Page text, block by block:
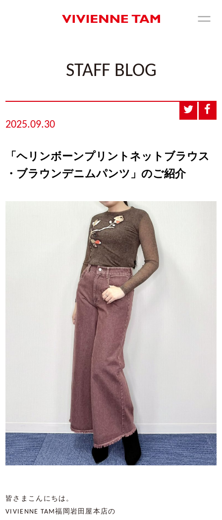
STAFF BLOG
2025.09.30
「ヘリンボーンプリントネットブラウス
・ブラウンデニムパンツ」のご紹介
皆さまこんにちは。
VIVIENNE TAM福岡岩田屋本店の